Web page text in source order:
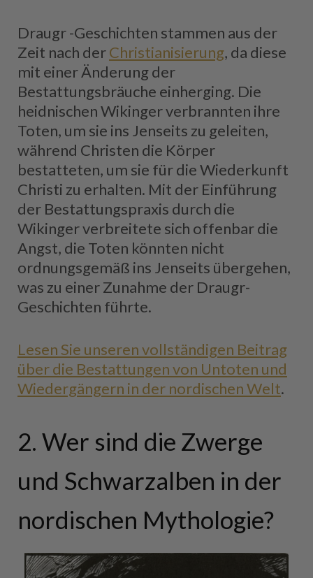
Draugr -Geschichten stammen aus der
Zeit nach derChristianisierung, da diese
mit einer Änderung der
Bestattungsbräuche einherging. Die
heidnischen Wikinger verbrannten ihre
Toten, um sie ins Jenseits zu geleiten,
während Christen die Körper
bestatteten, um sie für die Wiederkunft
Christi zu erhalten. Mit der Einführung
der Bestattungspraxis durch die
Wikinger verbreitete sich offenbar die
Angst, die Toten könnten nicht
ordnungsgemäß ins Jenseits übergehen,
was zu einer Zunahme der Draugr-
Geschichten führte.
Lesen Sie unseren vollständigen Beitrag
über die Bestattungen von Untoten und
Wiedergängern in der nordischen Welt.
2. Wer sind die Zwerge
und Schwarzalben in der
nordischen Mythologie?